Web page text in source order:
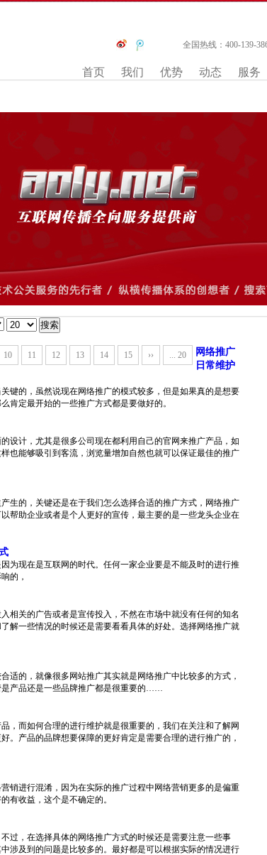
全国热线：400-139-
首页 我们 优势 动态 服务
10 11 12 13 14 15 ›› ... 20
网络推广
日常维护
键的，虽然说现在网络推广的模式较多，但是如果真的是想要
肯定最开始的一些推广方式都是要做好的。
设计，尤其是很多公司现在都利用自己的官网来推广产品，如
也能够吸引到客流，浏览量增加自然也就可以保证最佳的推广
生的，关键还是在于我们怎么选择合适的推广方式，网络推广
帮助企业或者是个人更好的宣传，最主要的是一些龙头企业在
为现在是互联网的时代。任何一家企业要是不能及时的进行推
的，
相关的广告或者是宣传投入，不然在市场中就没有任何的知名
解一些情况的时候还是需要看看具体的好处。选择网络推广就
适的，就像很多网站推广其实就是网络推广中比较多的方式，
产品还是一些品牌推广都是很重要的……
，而如何合理的进行维护就是很重要的，我们在关注和了解网
。产品的品牌想要保障的更好肯定是需要合理的进行推广的，
销进行混淆，因为在实际的推广过程中网络营销更多的是偏重
有收益，这个是不确定的。
过，在选择具体的网络推广方式的时候还是需要注意一些事
涉及到的问题是比较多的。最好都是可以根据实际的情况进行